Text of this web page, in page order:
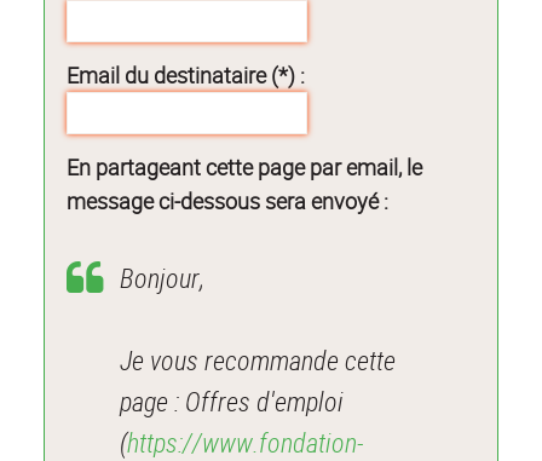
Email du destinataire (*) :
En partageant cette page par email, le
message ci-dessous sera envoyé :
Bonjour,
Je vous recommande cette
page : Offres d'emploi
(https://www.fondation-